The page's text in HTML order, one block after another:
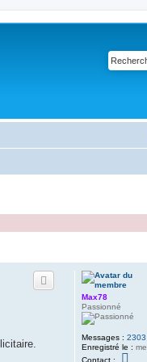
Max78
Passionné
Messages : 2303
Enregistré le :
Contact :